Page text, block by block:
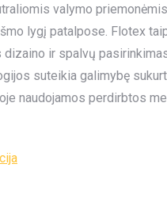
valymo
lygį patalpose. Flotex
dizaino ir spalvų
suteikia galimybę
naudojamos perdirbtos